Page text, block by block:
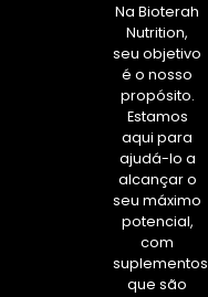
Na Bioterah
Nutrition,
seu objetivo
é o nosso
propósito.
Estamos
aqui para
ajudá-lo a
alcançar o
seu máximo
potencial,
com
suplementos
que são